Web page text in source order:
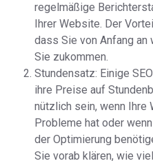
regelmäßige
Ihrer Website. Der
dass Sie von Anfang
Sie zukommen.
Stundensatz: Einige
ihre Preise auf
nützlich sein, wenn
Probleme hat oder
der Optimierung
Sie vorab klären, wie